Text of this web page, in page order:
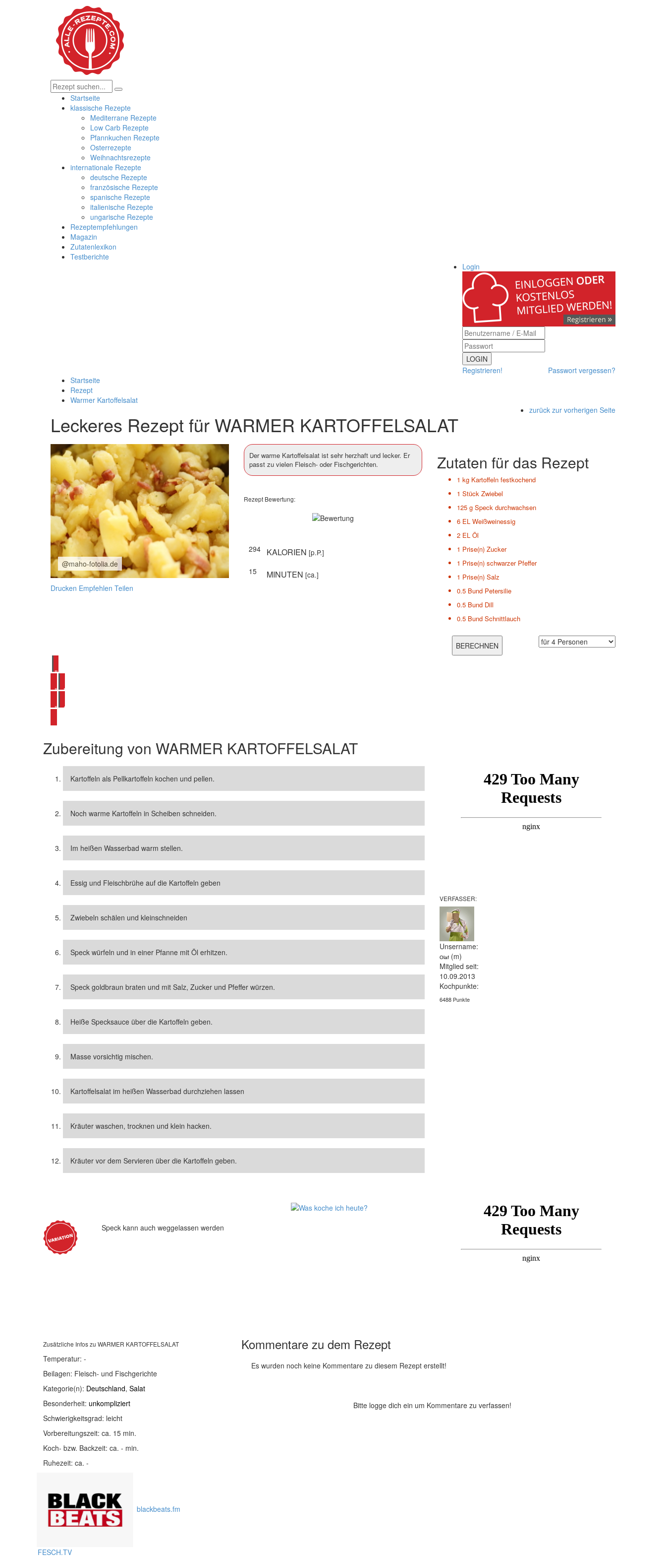
Startseite
klassische Rezepte
Mediterrane Rezepte
Low Carb Rezepte
Pfannkuchen Rezepte
Osterrezepte
Weihnachtsrezepte
internationale Rezepte
deutsche Rezepte
französische Rezepte
spanische Rezepte
italienische Rezepte
ungarische Rezepte
Rezeptempfehlungen
Magazin
Zutatenlexikon
Testberichte
Login
LOGIN
Registrieren!
Passwort vergessen?
Startseite
Rezept
Warmer Kartoffelsalat
zurück zur vorherigen Seite
Leckeres Rezept für WARMER KARTOFFELSALAT
@maho-fotolia.de
Drucken Empfehlen Teilen
Der warme Kartoffelsalat ist sehr herzhaft und lecker. Er
passt zu vielen Fleisch- oder Fischgerichten.
Rezept Bewertung:
294 KALORIEN [p.P.]
15
MINUTEN [ca.]
Zutaten für das Rezept
1 kg Kartoffeln festkochend
1 Stück Zwiebel
125 g Speck durchwachsen
6 EL Weißweinessig
2 EL Öl
1 Prise(n) Zucker
1 Prise(n) schwarzer Pfeffer
1 Prise(n) Salz
0.5 Bund Petersilie
0.5 Bund Dill
0.5 Bund Schnittlauch
alle Kartoffel Rezepte ansehen
alle Kartoffelsalat Rezepte ansehen
alle Salat Rezepte ansehen
Zubereitung von WARMER KARTOFFELSALAT
Kartoffeln als Pellkartoffeln kochen und pellen.
Noch warme Kartoffeln in Scheiben schneiden.
Im heißen Wasserbad warm stellen.
Essig und Fleischbrühe auf die Kartoffeln geben
Zwiebeln schälen und kleinschneiden
Speck würfeln und in einer Pfanne mit Öl erhitzen.
Speck goldbraun braten und mit Salz, Zucker und Pfeffer würzen.
Heiße Specksauce über die Kartoffeln geben.
Masse vorsichtig mischen.
Kartoffelsalat im heißen Wasserbad durchziehen lassen
Kräuter waschen, trocknen und klein hacken.
Kräuter vor dem Servieren über die Kartoffeln geben.
VERFASSER:
Unsername:
Olaf (m)
Mitglied seit:
10.09.2013
Kochpunkte:
6488 Punkte
Speck kann auch weggelassen werden
Zusätzliche Infos zu WARMER KARTOFFELSALAT
Temperatur: -
Beilagen: Fleisch- und Fischgerichte
Kategorie(n): Deutschland, Salat
Besonderheit: unkompliziert
Schwierigkeitsgrad: leicht
Vorbereitungszeit: ca. 15 min.
Koch- bzw. Backzeit: ca. - min.
Ruhezeit: ca. -
Kommentare zu dem Rezept
Es wurden noch keine Kommentare zu diesem Rezept erstellt!
Bitte logge dich ein um Kommentare zu verfassen!
blackbeats.fm
FESCH.TV